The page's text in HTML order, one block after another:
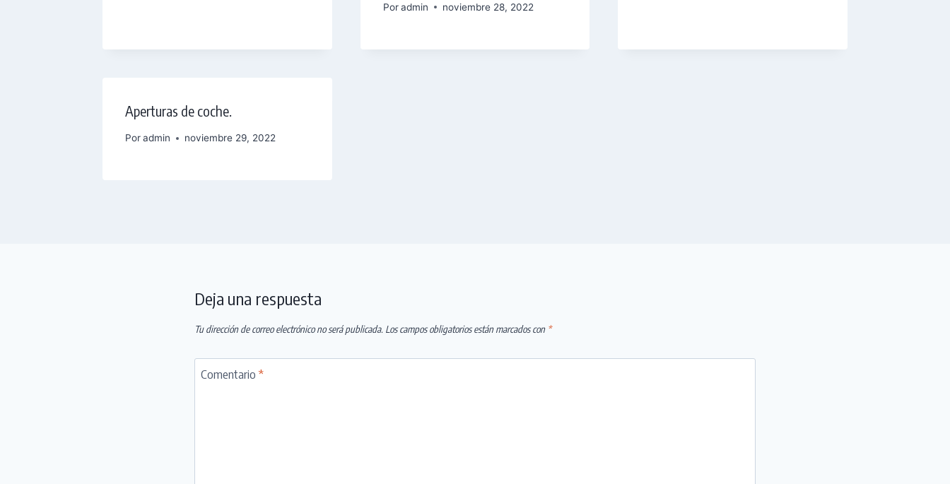
Por admin noviembre 28, 2022
Aperturas de coche.
Poradmin noviembre 29, 2022
Deja una respuesta
Tu dirección de correo electrónico no será publicada. Los campos obligatorios están marcados con *
Comentario *